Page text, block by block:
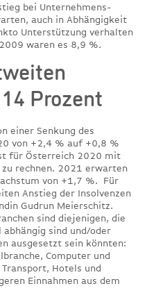
bei Unternehmens-
auch in Abhängigkeit
Unterstützung verhalten
waren es 8,9 %.
Prozent
einer Senkung des
von +2,4 % auf +0,8 %
für Österreich 2020 mit
rechnen. 2021 erwarten
von +1,7 %. Für
Anstieg der Insolvenzen
Gudrun Meierschitz.
sind diejenigen, die
sind und/oder
ausgesetzt sein könnten:
Computer und
Hotels und
Einnahmen aus dem